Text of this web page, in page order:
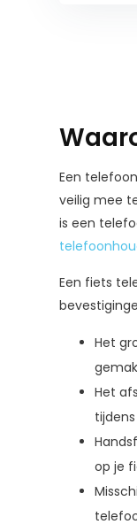
Een
veilig mee
is een
Een fiets
Het
Het
op je